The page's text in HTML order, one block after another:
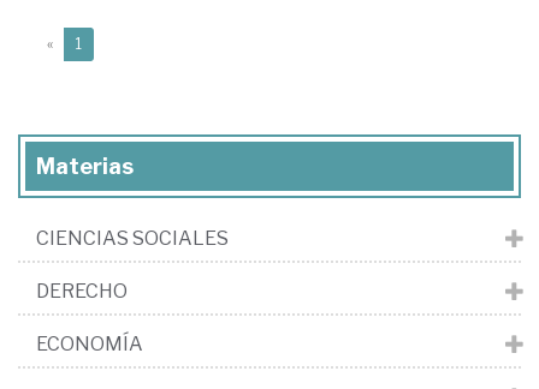
« 1
Materias
CIENCIAS SOCIALES
DERECHO
ECONOMÍA